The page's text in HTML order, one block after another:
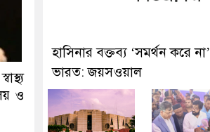
ও
হাসিনার বক্তব্য ‘সমর্থন করে না’
ভারত: জয়সওয়াল